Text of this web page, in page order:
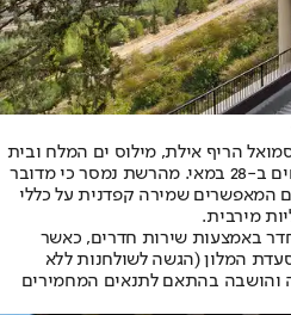
הריף אילת, מילוס ים המלח ובית
בגליל, ייפתחו גם הם מחדש לאורחים ב-28 במאי. מהרשת נמסר כי מדובר
המאפשרים שמירה קפדנית על כללי
מירבית.
באמצעות שירות חדרים, כאשר
המלון (הגשה לשולחנות ללא
והושבה בהתאם לתנאים המחמירים